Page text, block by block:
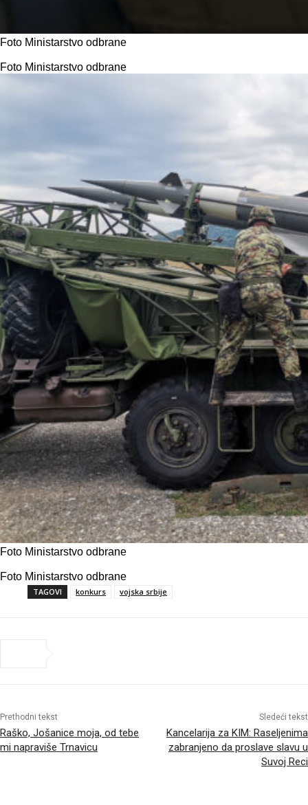
Foto Ministarstvo odbrane
Foto Ministarstvo odbrane
Foto Ministarstvo odbrane
Foto Ministarstvo odbrane
TAGOVI konkurs vojska srbije
Prethodni tekst
Raško, Jošanice moja, od tebe
mi napraviše Trnavicu
Sledeći tekst
Kancelarija za KIM: Raseljenima
zabranjeno da proslave slavu u
Suvoj Reci